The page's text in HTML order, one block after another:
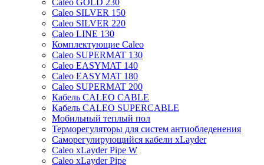
Caleo GOLD 230
Caleo SILVER 150
Caleo SILVER 220
Caleo LINE 130
Комплектующие Caleo
Caleo SUPERMAT 130
Caleo EASYMAT 140
Caleo EASYMAT 180
Caleo SUPERMAT 200
Кабель CALEO CABLE
Кабель CALEO SUPERCABLE
Мобильный теплый пол
Терморегуляторы для систем антиобледенения
Саморегулирующийся кабели xLayder
Caleo xLayder Pipe W
Caleo xLayder Pipe